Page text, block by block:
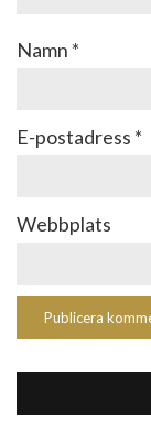
Namn *
E-postadress *
Webbplats